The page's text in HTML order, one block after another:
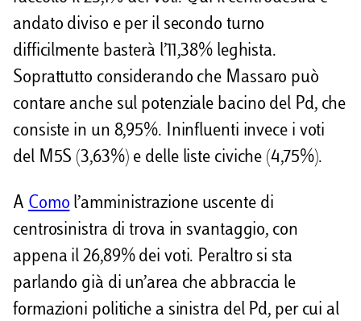
andato diviso e per il secondo turno
difficilmente basterà l’11,38% leghista.
Soprattutto considerando che Massaro può
contare anche sul potenziale bacino del Pd, che
consiste in un 8,95%. Ininfluenti invece i voti
del M5S (3,63%) e delle liste civiche (4,75%).
A Como l’amministrazione uscente di
centrosinistra di trova in svantaggio, con
appena il 26,89% dei voti. Peraltro si sta
parlando già di un’area che abbraccia le
formazioni politiche a sinistra del Pd, per cui al